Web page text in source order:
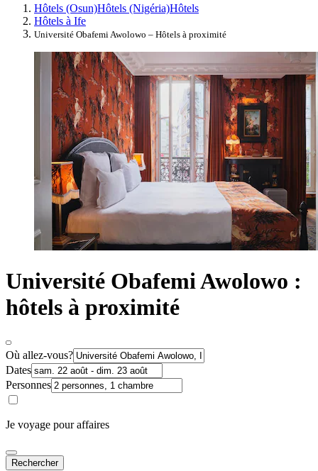
Hôtels (Osun)Hôtels (Nigéria)Hôtels
Hôtels à Ife
Université Obafemi Awolowo – Hôtels à proximité
Université Obafemi Awolowo :
hôtels à proximité
Où allez-vous?
Dates
Personnes
Je voyage pour affaires
Rechercher